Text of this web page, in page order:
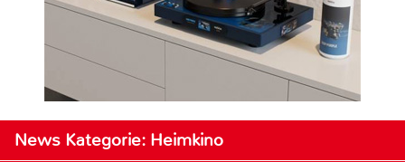
News Kategorie: Heimkino